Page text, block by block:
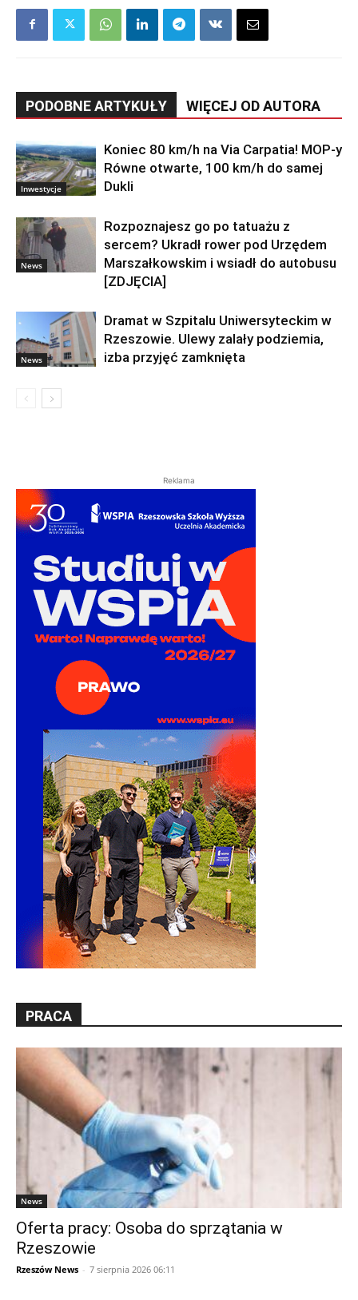
PODOBNE ARTYKUŁY WIĘCEJ OD AUTORA
Inwestycje
Koniec 80 km/h na Via Carpatia! MOP-y
Równe otwarte, 100 km/h do samej
Dukli
News
Rozpoznajesz go po tatuażu z
sercem? Ukradł rower pod Urzędem
Marszałkowskim i wsiadł do autobusu
[ZDJĘCIA]
News
Dramat w Szpitalu Uniwersyteckim w
Rzeszowie. Ulewy zalały podziemia,
izba przyjęć zamknięta
Reklama
PRACA
News
Oferta pracy: Osoba do sprzątania w
Rzeszowie
Rzeszów News - 7 sierpnia 2026 06:11